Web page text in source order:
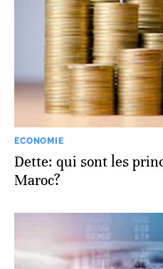
ECONOMIE
Dette: qui sont les
Maroc?